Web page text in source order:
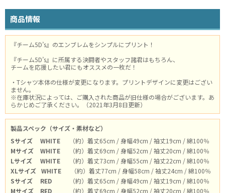
商品情報
『チーム5D’s』のエンブレムをシンプルにプリント！
『チーム5D’s』に所属する決闘者やスタッフ諸君はもちろん、
チームを応援したい君にもオススメの一枚だ！
・Tシャツ本体の仕様が変更になります。プリントデザインに変更はござい
ません。
※在庫状況によっては、ご購入された商品が旧仕様の場合がございます。あ
らかじめご了承ください。（2021年3月8日更新）
製品スペック（サイズ・素材など）
Sサイズ
WHITE
（約）着丈65cm / 身幅49cm / 袖丈19cm / 綿100％
Mサイズ
WHITE
（約）着丈69cm / 身幅52cm / 袖丈20cm / 綿100％
Lサイズ
WHITE
（約）着丈73cm / 身幅55cm / 袖丈22cm / 綿100％
XLサイズ WHITE
（約）着丈77cm / 身幅58cm / 袖丈24cm / 綿100％
Sサイズ
RED
（約）着丈65cm / 身幅49cm / 袖丈19cm / 綿100％
Mサイズ
RED
（約）着丈69cm / 身幅52cm / 袖丈20cm / 綿100％